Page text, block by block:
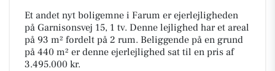
Et andet nyt boligemne i Farum er ejerlejligheden
på Garnisonsvej 15, 1 tv. Denne lejlighed har et areal
på 93 m² fordelt på 2 rum. Beliggende på en grund
på 440 m² er denne ejerlejlighed sat til en pris af
3.495.000 kr.